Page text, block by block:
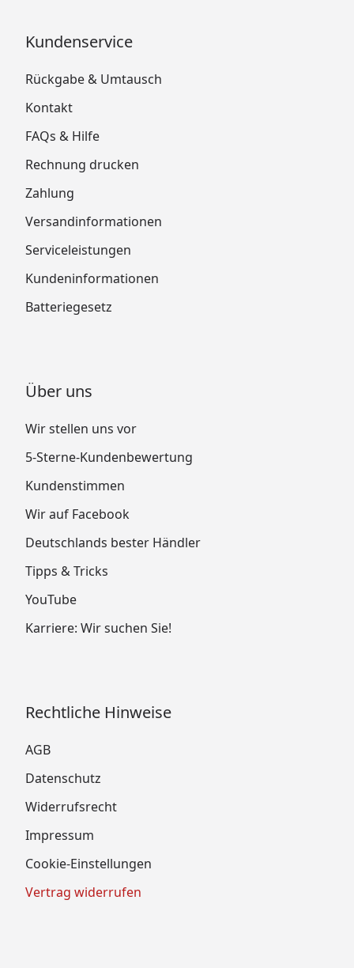
Kundenservice
Rückgabe & Umtausch
Kontakt
FAQs & Hilfe
Rechnung drucken
Zahlung
Versandinformationen
Serviceleistungen
Kundeninformationen
Batteriegesetz
Über uns
Wir stellen uns vor
5-Sterne-Kundenbewertung
Kundenstimmen
Wir auf Facebook
Deutschlands bester Händler
Tipps & Tricks
YouTube
Karriere: Wir suchen Sie!
Rechtliche Hinweise
AGB
Datenschutz
Widerrufsrecht
Impressum
Cookie-Einstellungen
Vertrag widerrufen